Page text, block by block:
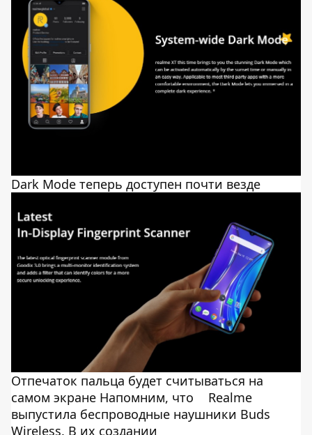
Dark Mode теперь доступен почти везде
Отпечаток пальца будет считываться на
самом экране Напомним, что
Realme
выпустила беспроводные наушники Buds
Wireless. В их создании